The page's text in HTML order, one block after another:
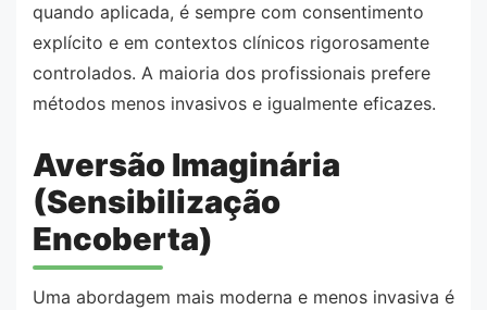
quando aplicada, é sempre com consentimento
explícito e em contextos clínicos rigorosamente
controlados. A maioria dos profissionais prefere
métodos menos invasivos e igualmente eficazes.
Aversão Imaginária
(Sensibilização
Encoberta)
Uma abordagem mais moderna e menos invasiva é